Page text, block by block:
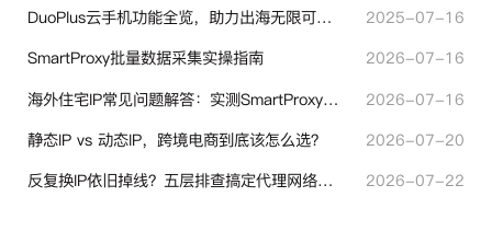
DuoPlus云手机功能全览，助力出海无限可能！
2025-07-16
SmartProxy批量数据采集实操指南
2026-07-16
海外住宅IP常见问题解答：实测SmartProxy使用经验分享
2026-07-16
静态IP vs 动态IP，跨境电商到底该怎么选？
2026-07-20
反复换IP依旧掉线？五层排查搞定代理网络异常
2026-07-22